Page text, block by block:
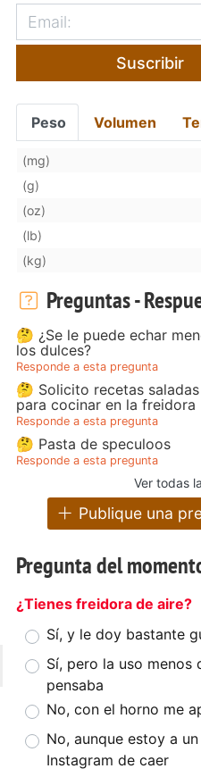
Suscribir
Peso Volumen
(mg)
(g)
(oz)
(lb)
(kg)
Preguntas -
🤔 ¿Se le puede echar
los dulces?
Responde a esta pregunta
🤔 Solicito recetas
para cocinar en la freidora
Responde a esta pregunta
🤔 Pasta de speculoos
Responde a esta pregunta
Ver todas
Publique una
Pregunta del
¿Tienes freidora de aire?
Sí, y le doy bastante
Sí, pero la uso menos
pensaba
No, con el horno me
No, aunque estoy a
Instagram de caer